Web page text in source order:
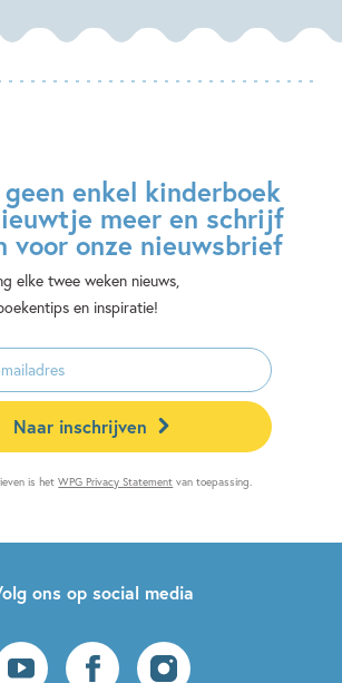
enkel kinderboek
meer en schrijf
voor onze nieuwsbrief
elke twee weken nieuws,
en inspiratie!
Naar inschrijven
is hetWPG Privacy Statement van toepassing.
ons op social media